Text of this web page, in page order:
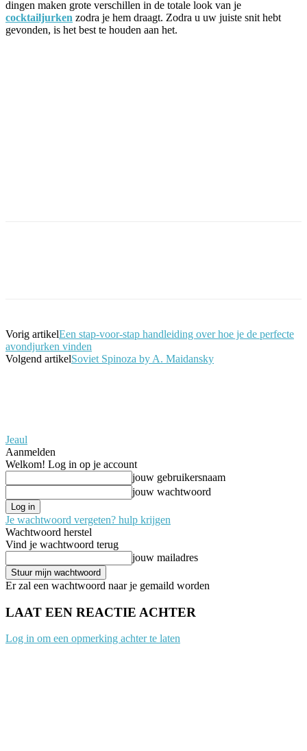
dingen maken grote verschillen in de totale look van je
cocktailjurken zodra je hem draagt. Zodra u uw juiste snit hebt
gevonden, is het best te houden aan het.
Vorig artikelEen stap-voor-stap handleiding over hoe je de perfecte
avondjurken vinden
Volgend artikelSoviet Spinoza by A. Maidansky
Jeaul
Aanmelden
Welkom! Log in op je account
jouw gebruikersnaam
jouw wachtwoord
Je wachtwoord vergeten? hulp krijgen
Wachtwoord herstel
Vind je wachtwoord terug
jouw mailadres
Er zal een wachtwoord naar je gemaild worden
LAAT EEN REACTIE ACHTER
Log in om een opmerking achter te laten